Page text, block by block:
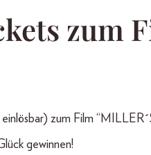
zum
zum Film
gewinnen!